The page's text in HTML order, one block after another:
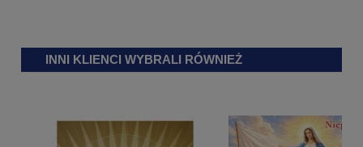
INNI KLIENCI WYBRALI RÓWNIEŻ